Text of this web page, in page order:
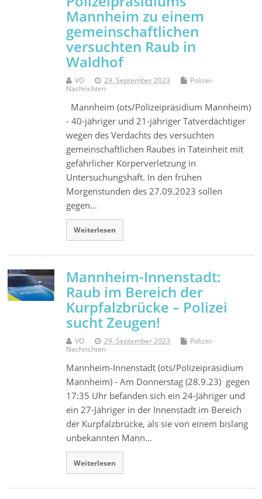
Mannheim zu einem
gemeinschaftlichen
versuchten Raub in
Waldhof
VO 29. September 2023
Polizei-
Nachrichten
Mannheim (ots/Polizeipräsidium Mannheim)
- 40-jähriger und 21-jähriger Tatverdächtiger
wegen des Verdachts des versuchten
gemeinschaftlichen Raubes in Tateinheit mit
gefährlicher Körperverletzung in
Untersuchungshaft. In den frühen
Morgenstunden des 27.09.2023 sollen
gegen…
Weiterlesen
Mannheim-Innenstadt:
Raub im Bereich der
Kurpfalzbrücke – Polizei
sucht Zeugen!
VO 29. September 2023
Polizei-
Nachrichten
Mannheim-Innenstadt (ots/Polizeipräsidium
Mannheim) - Am Donnerstag (28.9.23) gegen
17:35 Uhr befanden sich ein 24-Jähriger und
ein 27-Jähriger in der Innenstadt im Bereich
der Kurpfalzbrücke, als sie von einem bislang
unbekannten Mann…
Weiterlesen